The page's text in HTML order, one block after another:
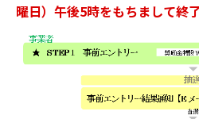
曜日）午後5時をもちまして終